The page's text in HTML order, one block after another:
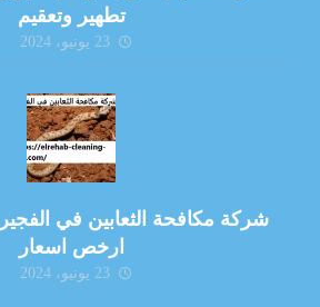
تطهير وتعقيم
23 يونيو، 2024
ارخص اسعار
23 يونيو، 2024